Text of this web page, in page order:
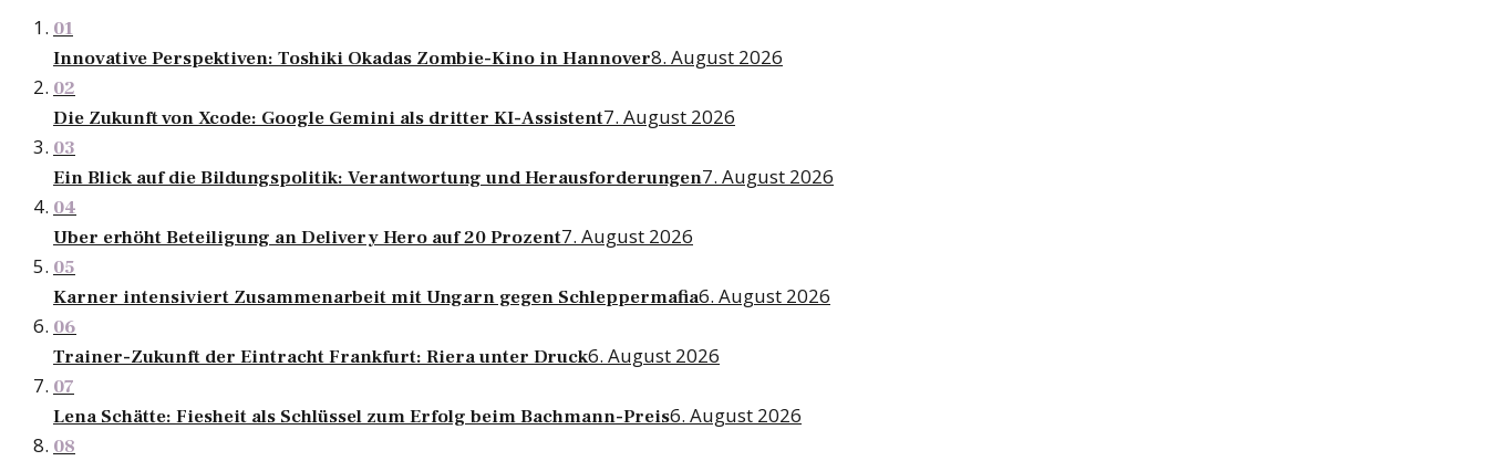
01
Innovative Perspektiven: Toshiki Okadas Zombie-Kino in Hannover8. August 2026
02
Die Zukunft von Xcode: Google Gemini als dritter KI-Assistent7. August 2026
03
Ein Blick auf die Bildungspolitik: Verantwortung und Herausforderungen7. August 2026
04
Uber erhöht Beteiligung an Delivery Hero auf 20 Prozent7. August 2026
05
Karner intensiviert Zusammenarbeit mit Ungarn gegen Schleppermafia6. August 2026
06
Trainer-Zukunft der Eintracht Frankfurt: Riera unter Druck6. August 2026
07
Lena Schätte: Fiesheit als Schlüssel zum Erfolg beim Bachmann-Preis6. August 2026
08